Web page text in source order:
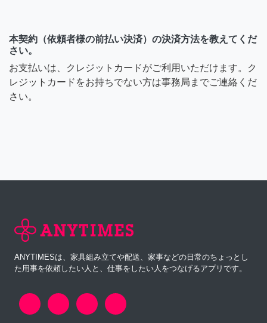
本契約（依頼者様の前払い決済）の決済方法を教えてくだ
さい。
お支払いは、クレジットカードがご利用いただけます。ク
レジットカードをお持ちでない方は事務局までご連絡くだ
さい。
ANYTIMESは、家具組み立てや配送、家事などの日常のちょっとし
た用事を依頼したい人と、仕事をしたい人をつなげるアプリです。